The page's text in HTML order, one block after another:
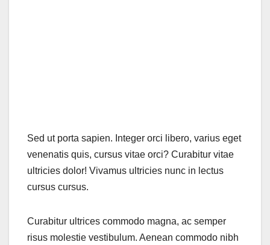
Sed ut porta sapien. Integer orci libero, varius eget
venenatis quis, cursus vitae orci? Curabitur vitae
ultricies dolor! Vivamus ultricies nunc in lectus
cursus cursus.
Curabitur ultrices commodo magna, ac semper
risus molestie vestibulum. Aenean commodo nibh